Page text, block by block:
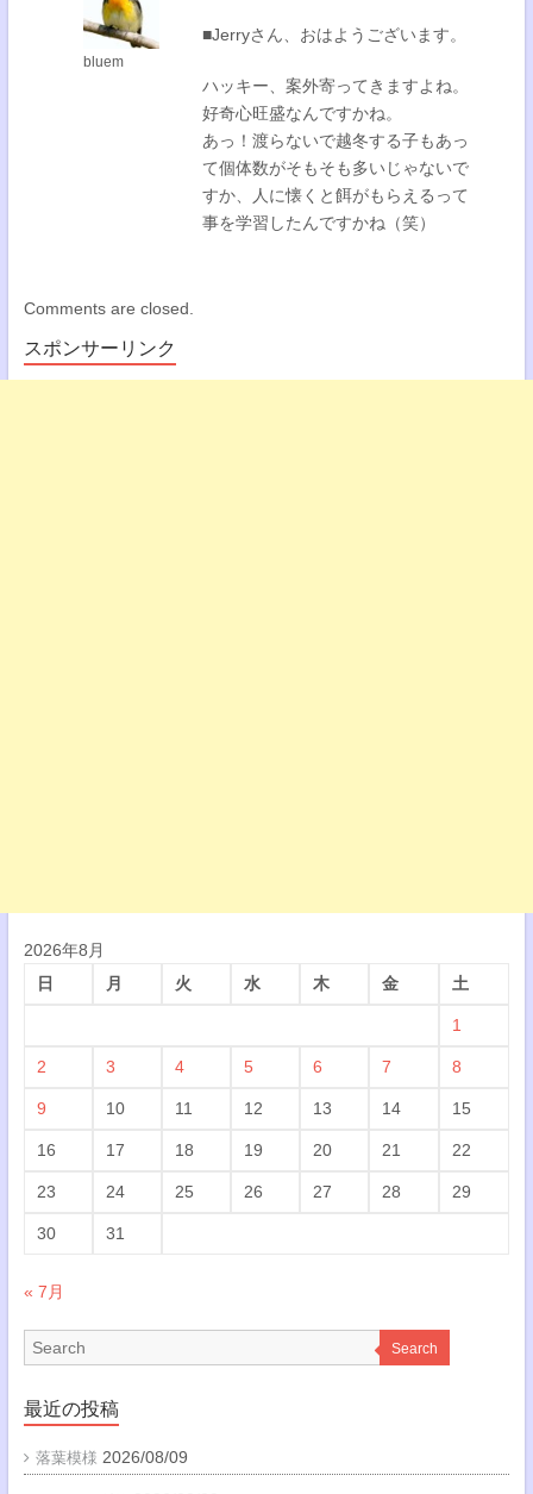
bluem
■Jerryさん、おはようございます。
ハッキー、案外寄ってきますよね。
好奇心旺盛なんですかね。
あっ！渡らないで越冬する子もあっ
て個体数がそもそも多いじゃないで
すか、人に懐くと餌がもらえるって
事を学習したんですかね（笑）
Comments are closed.
スポンサーリンク
2026年8月
日
月 火 水 木 金 土
1
2 3 4 5 6 7 8
9 10 11 12 13 14 15
16 17 18 19 20 21 22
23 24 25 26 27 28 29
30 31
« 7月
Search
最近の投稿
落葉模様 2026/08/09